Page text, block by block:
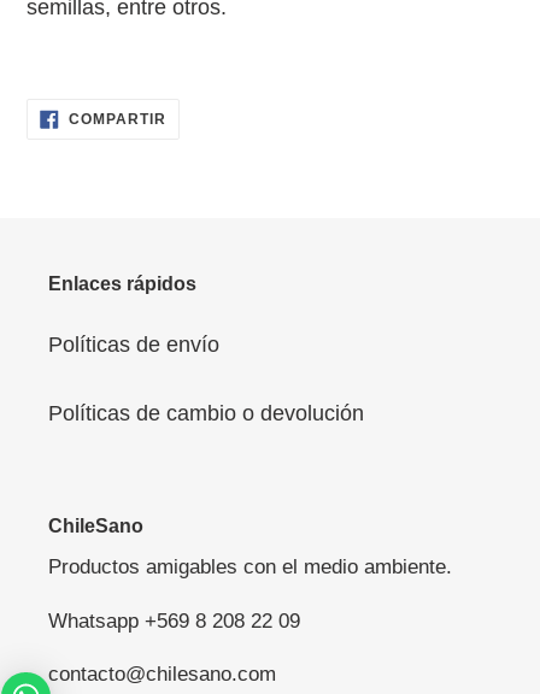
semillas, entre otros.
COMPARTIR
Enlaces rápidos
Políticas de envío
Políticas de cambio o devolución
ChileSano
Productos amigables con el medio ambiente.
Whatsapp +569 8 208 22 09
contacto@chilesano.com